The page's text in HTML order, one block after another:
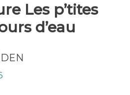
Les p’tites
d’eau